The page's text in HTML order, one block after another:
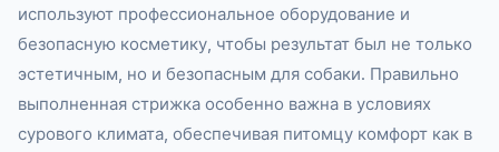
используют профессиональное оборудование и
безопасную косметику, чтобы результат был не только
эстетичным, но и безопасным для собаки. Правильно
выполненная стрижка особенно важна в условиях
сурового климата, обеспечивая питомцу комфорт как в